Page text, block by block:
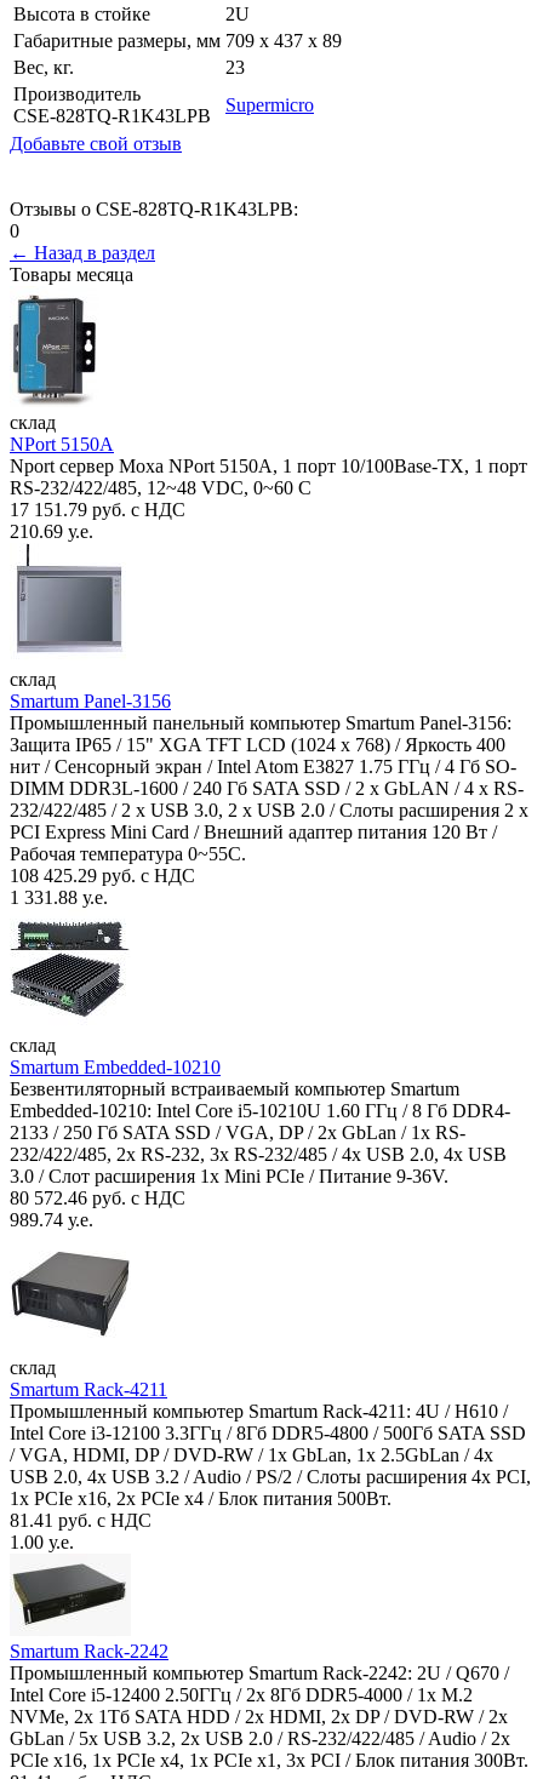
Высота в стойке
2U
Габаритные размеры, мм 709 x 437 x 89
Вес, кг.
23
Производитель
CSE-828TQ-R1K43LPB
Supermicro
Добавьте свой отзыв
Отзывы о CSE-828TQ-R1K43LPB:
0
← Назад в раздел
Товары месяца
склад
NPort 5150A
Nport сервер Moxa NPort 5150A, 1 порт 10/100Base-TX, 1 порт
RS-232/422/485, 12~48 VDC, 0~60 С
17 151.79 руб. с НДС
210.69 у.е.
склад
Smartum Panel-3156
Промышленный панельный компьютер Smartum Panel-3156:
Защита IP65 / 15" XGA TFT LCD (1024 x 768) / Яркость 400
нит / Сенсорный экран / Intel Atom E3827 1.75 ГГц / 4 Гб SO-
DIMM DDR3L-1600 / 240 Гб SATA SSD / 2 x GbLAN / 4 x RS-
232/422/485 / 2 x USB 3.0, 2 x USB 2.0 / Слоты расширения 2 x
PCI Express Mini Card / Внешний адаптер питания 120 Вт /
Рабочая температура 0~55C.
108 425.29 руб. с НДС
1 331.88 у.е.
склад
Smartum Embedded-10210
Безвентиляторный встраиваемый компьютер Smartum
Embedded-10210: Intel Core i5-10210U 1.60 ГГц / 8 Гб DDR4-
2133 / 250 Гб SATA SSD / VGA, DP / 2х GbLan / 1х RS-
232/422/485, 2x RS-232, 3x RS-232/485 / 4x USB 2.0, 4х USB
3.0 / Слот расширения 1x Mini PCIe / Питание 9-36V.
80 572.46 руб. с НДС
989.74 у.е.
склад
Smartum Rack-4211
Промышленный компьютер Smartum Rack-4211: 4U / H610 /
Intel Core i3-12100 3.3ГГц / 8Гб DDR5-4800 / 500Гб SATA SSD
/ VGA, HDMI, DP / DVD-RW / 1x GbLan, 1x 2.5GbLan / 4x
USB 2.0, 4x USB 3.2 / Audio / PS/2 / Слоты расширения 4x PCI,
1x PCIe x16, 2x PCIe x4 / Блок питания 500Вт.
81.41 руб. с НДС
1.00 у.е.
Smartum Rack-2242
Промышленный компьютер Smartum Rack-2242: 2U / Q670 /
Intel Core i5-12400 2.50ГГц / 2x 8Гб DDR5-4000 / 1x M.2
NVMe, 2x 1Тб SATA HDD / 2x HDMI, 2x DP / DVD-RW / 2x
GbLan / 5x USB 3.2, 2x USB 2.0 / RS-232/422/485 / Audio / 2x
PCIe x16, 1x PCIe x4, 1x PCIe x1, 3x PCI / Блок питания 300Вт.